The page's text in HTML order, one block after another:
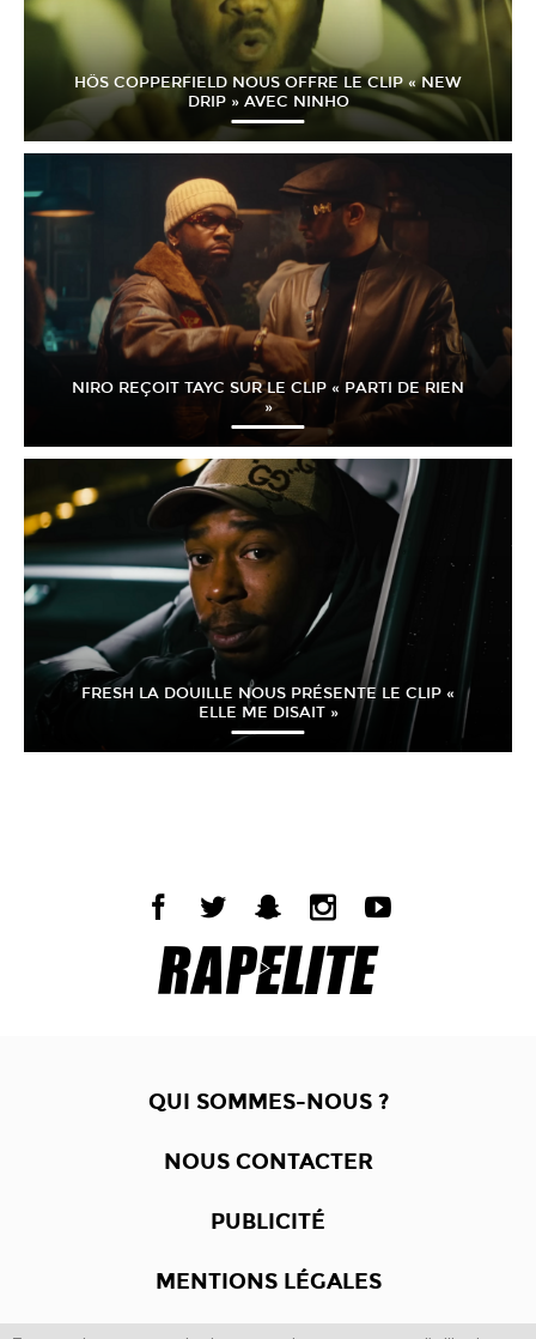
HÖS COPPERFIELD NOUS OFFRE LE CLIP « NEW
DRIP » AVEC NINHO
NIRO REÇOIT TAYC SUR LE CLIP « PARTI DE RIEN
»
FRESH LA DOUILLE NOUS PRÉSENTE LE CLIP «
ELLE ME DISAIT »
QUI SOMMES-NOUS ?
NOUS CONTACTER
PUBLICITÉ
MENTIONS LÉGALES